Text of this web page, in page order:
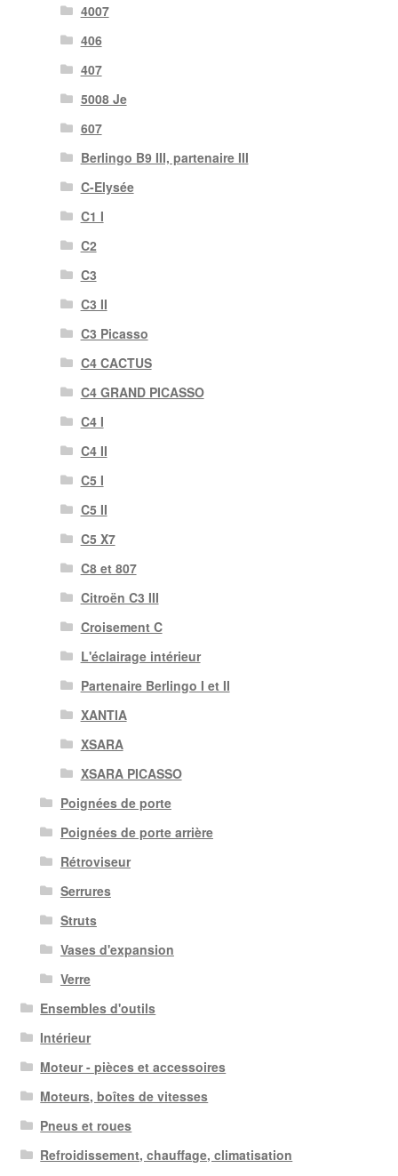
4007
406
407
5008 Je
607
Berlingo B9 III, partenaire III
C-Elysée
C1 I
C2
C3
C3 II
C3 Picasso
C4 CACTUS
C4 GRAND PICASSO
C4 I
C4 II
C5 I
C5 II
C5 X7
C8 et 807
Citroën C3 III
Croisement C
L'éclairage intérieur
Partenaire Berlingo I et II
XANTIA
XSARA
XSARA PICASSO
Poignées de porte
Poignées de porte arrière
Rétroviseur
Serrures
Struts
Vases d'expansion
Verre
Ensembles d'outils
Intérieur
Moteur - pièces et accessoires
Moteurs, boîtes de vitesses
Pneus et roues
Refroidissement, chauffage, climatisation